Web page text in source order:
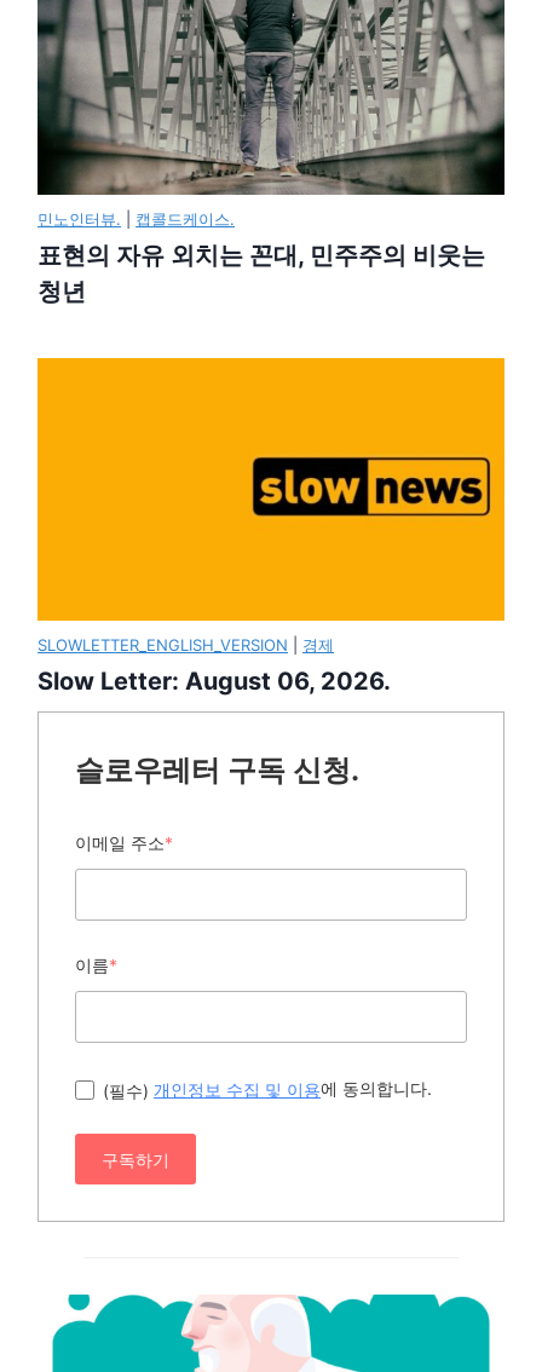
민노인터뷰. 캡콜드케이스.
표현의 자유 외치는 꼰대, 민주주의 비웃는
청년
SLOWLETTER_ENGLISH_VERSION 경제
Slow Letter: August 06, 2026.
슬로우레터 구독 신청.
이메일 주소*
이름*
(필수) 개인정보 수집 및 이용에 동의합니다.
구독하기